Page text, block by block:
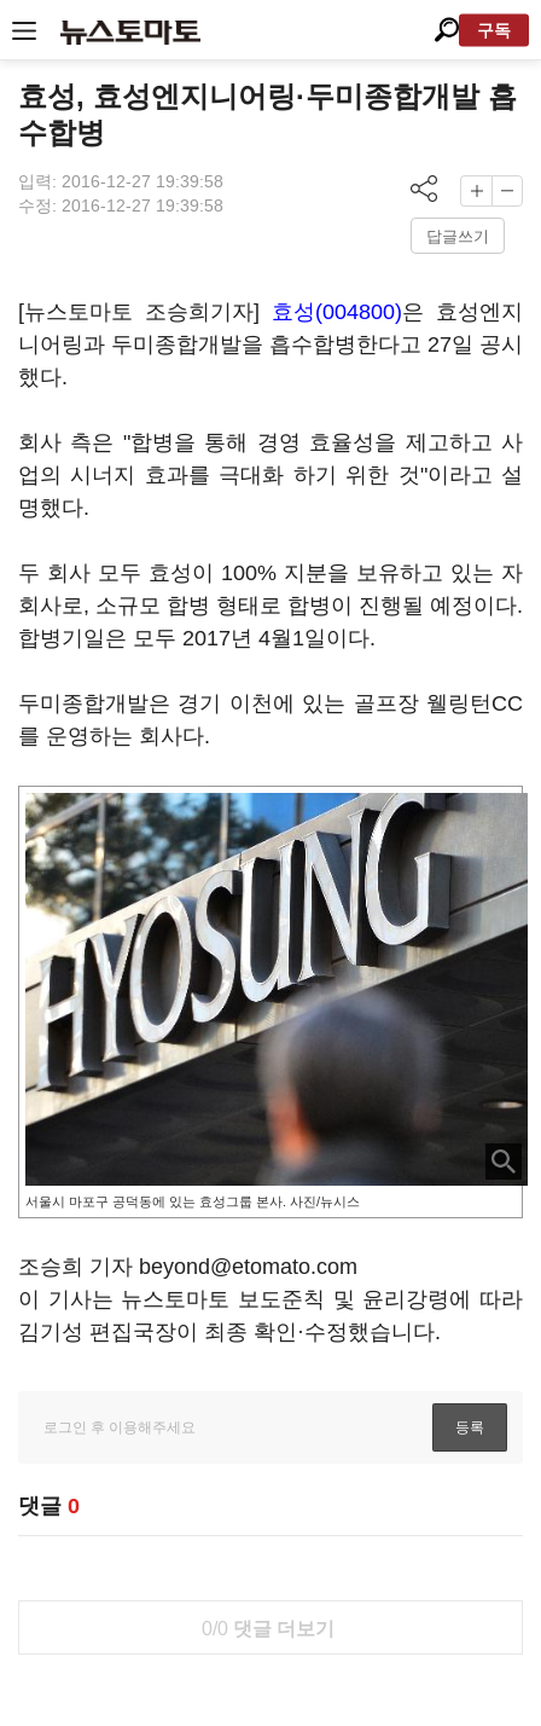
구독
효성, 효성엔지니어링·두미종합개발 흡
수합병
입력: 2016-12-27 19:39:58
수정: 2016-12-27 19:39:58
답글쓰기
[뉴스토마토 조승희기자] 효성(004800)은 효성엔지
니어링과 두미종합개발을 흡수합병한다고 27일 공시
했다.
회사 측은 "합병을 통해 경영 효율성을 제고하고 사
업의 시너지 효과를 극대화 하기 위한 것"이라고 설
명했다.
두 회사 모두 효성이 100% 지분을 보유하고 있는 자
회사로, 소규모 합병 형태로 합병이 진행될 예정이다.
합병기일은 모두 2017년 4월1일이다.
두미종합개발은 경기 이천에 있는 골프장 웰링턴CC
를 운영하는 회사다.
서울시 마포구 공덕동에 있는 효성그룹 본사. 사진/뉴시스
조승희 기자 beyond@etomato.com
이 기사는 뉴스토마토 보도준칙 및 윤리강령에 따라
김기성 편집국장이 최종 확인·수정했습니다.
댓글 0
0/0 댓글 더보기